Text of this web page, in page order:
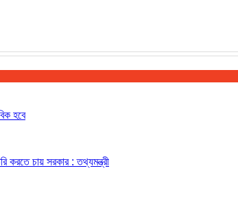
হবে
করতে চায় সরকার : তথ্যমন্ত্রী